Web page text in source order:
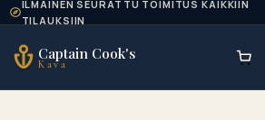
Skip to content
ILMAINEN SEURATTU TOIMITUS KAIKKIIN
TILAUKSIIN
Captain Cook's
Kava